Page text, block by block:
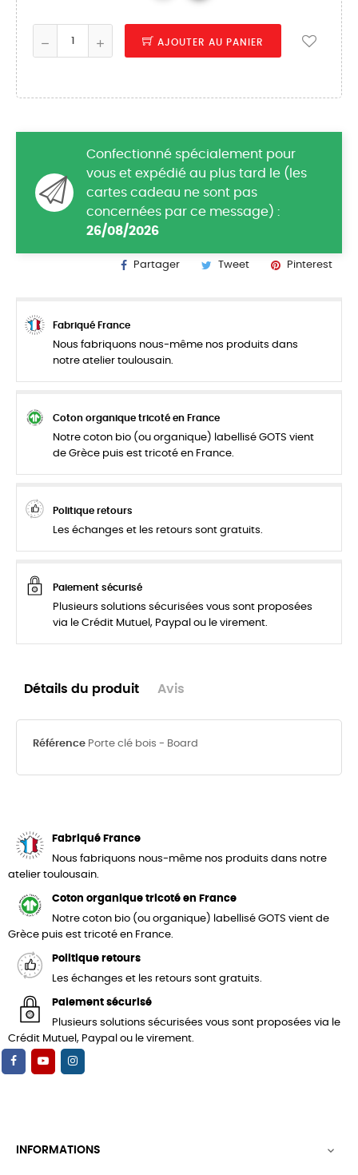
AJOUTER AU PANIER
Confectionné spécialement pour
vous et expédié au plus tard le (les
cartes cadeau ne sont pas
concernées par ce message) :
26/08/2026
Partager Tweet Pinterest
Fabriqué France
Nous fabriquons nous-même nos produits dans
notre atelier toulousain.
Coton organique tricoté en France
Notre coton bio (ou organique) labellisé GOTS vient
de Grèce puis est tricoté en France.
Politique retours
Les échanges et les retours sont gratuits.
Paiement sécurisé
Plusieurs solutions sécurisées vous sont proposées
via le Crédit Mutuel, Paypal ou le virement.
Détails du produit Avis
Référence Porte clé bois - Board
Fabriqué France
Nous fabriquons nous-même nos produits dans notre
atelier toulousain.
Coton organique tricoté en France
Notre coton bio (ou organique) labellisé GOTS vient de
Grèce puis est tricoté en France.
Politique retours
Les échanges et les retours sont gratuits.
Paiement sécurisé
Plusieurs solutions sécurisées vous sont proposées via le
Crédit Mutuel, Paypal ou le virement.
INFORMATIONS 